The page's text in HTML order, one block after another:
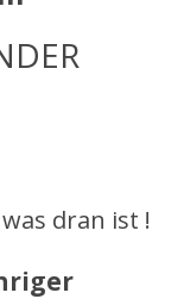
dran ist !